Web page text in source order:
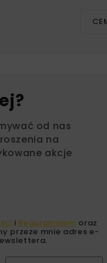
od nas
na
akcje
i Regulaminem oraz
przeze mnie adres e-